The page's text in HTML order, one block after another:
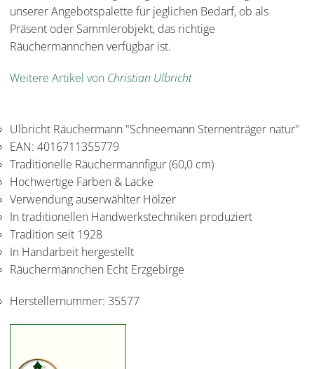
unserer Angebotspalette für jeglichen Bedarf, ob als
Präsent oder Sammlerobjekt, das richtige
Räuchermännchen verfügbar ist.
Weitere Artikel von Christian Ulbricht
Ulbricht Räuchermann "Schneemann Sternenträger natur"
EAN: 4016711355779
Traditionelle Räuchermannfigur (60,0 cm)
Hochwertige Farben & Lacke
Verwendung auserwählter Hölzer
In traditionellen Handwerkstechniken produziert
Tradition seit 1928
In Handarbeit hergestellt
Räuchermännchen Echt Erzgebirge
Herstellernummer: 35577